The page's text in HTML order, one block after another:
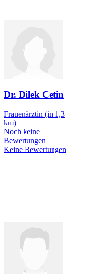
Dr. Dilek Cetin
Frauenärztin (in 1,3
km)
Noch keine
Bewertungen
Keine Bewertungen